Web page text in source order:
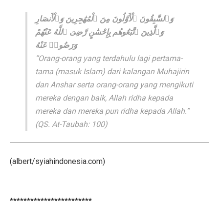
وَٱلسَّٰبِقُونَ ٱلْأَوَّلُونَ مِنَ ٱلْمُهَٰجِرِينَ وَٱلْأَنصَارِ
وَٱلَّذِينَ ٱتَّبَعُوهُم بِإِحْسَٰنٍ رَّضِىَ ٱللَّهُ عَنْهُمْ
وَرَضُوا۟ عَنْهُ
“Orang-orang yang terdahulu lagi pertama-
tama (masuk Islam) dari kalangan Muhajirin
dan Anshar serta orang-orang yang mengikuti
mereka dengan baik, Allah ridha kepada
mereka dan mereka pun ridha kepada Allah.”
(QS. At-Taubah: 100)
(albert/syiahindonesia.com)
************************